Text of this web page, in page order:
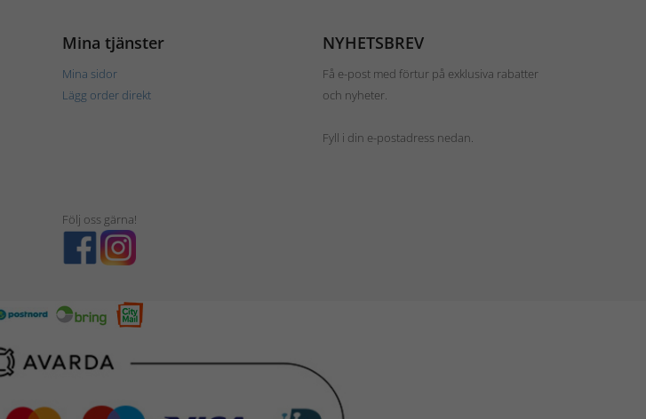
Mina tjänster
Mina sidor
Lägg order direkt
NYHETSBREV
Få e-post med förtur på exklusiva rabatter
och nyheter.
Fyll i din e-postadress nedan.
Följ oss gärna!